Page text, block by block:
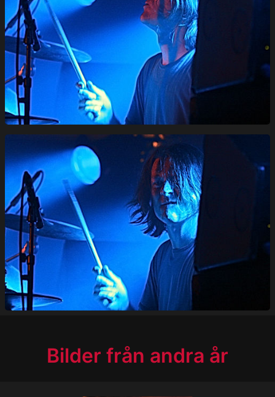
Bilder från andra år